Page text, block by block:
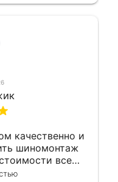
качественно и
шиномонтаж
все
хочу сказать.